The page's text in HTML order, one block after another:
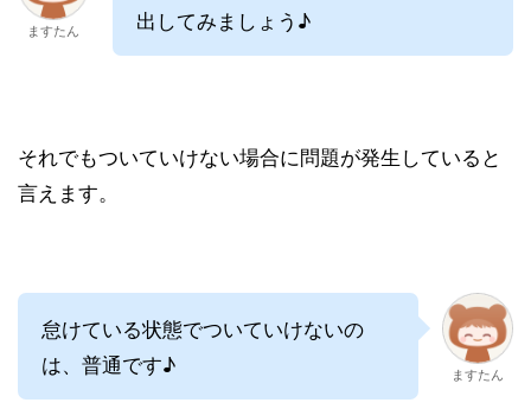
ますたん
出してみましょう♪
それでもついていけない場合に問題が発生していると
言えます。
怠けている状態でついていけないの
は、普通です♪
ますたん